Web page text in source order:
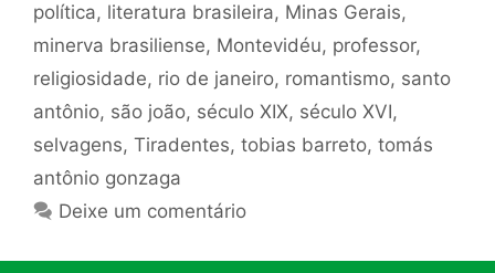
política, literatura brasileira, Minas Gerais,
minerva brasiliense, Montevidéu, professor,
religiosidade, rio de janeiro, romantismo, santo
antônio, são joão, século XIX, século XVI,
selvagens, Tiradentes, tobias barreto, tomás
antônio gonzaga
Deixe um comentário